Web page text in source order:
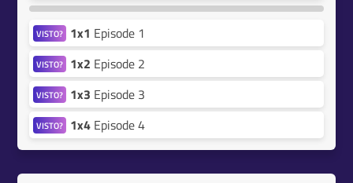
VISTO? 1x1 Episode 1
VISTO? 1x2 Episode 2
VISTO? 1x3 Episode 3
VISTO? 1x4 Episode 4